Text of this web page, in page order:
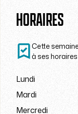
HORAIRES
Cette
à ses
Lundi
Mardi
Mercredi